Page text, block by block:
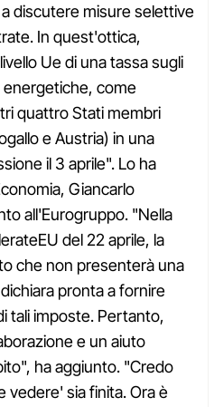
discutere misure selettive
In quest'ottica,
Ue di una tassa sugli
come
quattro Stati membri
e Austria) in una
il 3 aprile". Lo ha
Giancarlo
all'Eurogruppo. "Nella
del 22 aprile, la
che non presenterà una
pronta a fornire
tali imposte. Pertanto,
e un aiuto
ha aggiunto. "Credo
vedere' sia finita. Ora è